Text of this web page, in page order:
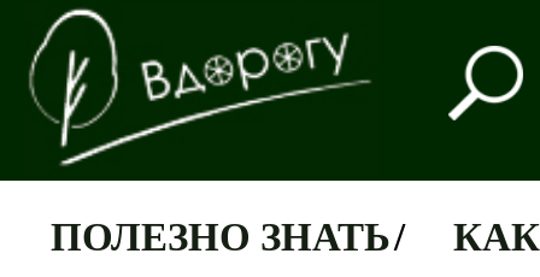
ПОЛЕЗНО ЗНАТЬ/